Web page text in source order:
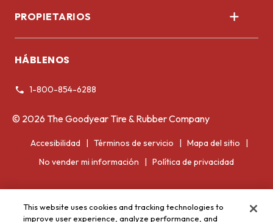
PROPIETARIOS
Información voluntaria de retiro del mercado
HÁBLENOS
1-800-854-6288
© 2026 The Goodyear Tire & Rubber Company
Accesibilidad Términos de servicio
Mapa del sitio
No vender mi información
Política de privacidad
This website uses cookies and tracking technologies to
improve user experience, analyze performance, and